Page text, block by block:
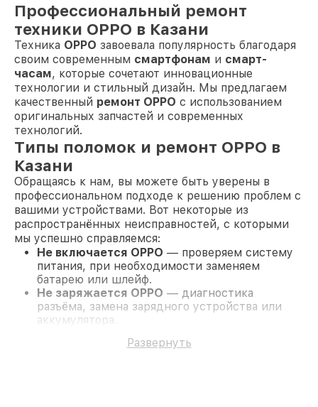
Профессиональный ремонт
техники OPPO в Казани
Техника OPPO завоевала популярность благодаря
своим современным смартфонам и смарт-
часам, которые сочетают инновационные
технологии и стильный дизайн. Мы предлагаем
качественный ремонт OPPO с использованием
оригинальных запчастей и современных
технологий.
Типы поломок и ремонт OPPO в
Казани
Обращаясь к нам, вы можете быть уверены в
профессиональном подходе к решению проблем с
вашими устройствами. Вот некоторые из
распространённых неисправностей, с которыми
мы успешно справляемся:
Не включается OPPO — проверяем систему
питания, при необходимости заменяем
батарею или шлейф.
Не заряжается OPPO — диагностика
разъёма, замена зарядного устройства или
аккумулятора.
перенастройка системы для оптимальной
Развернуть